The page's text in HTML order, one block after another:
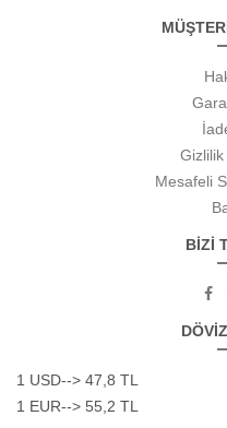
Mesafeli
BİZİ
1 USD--> 47,8 TL
1 EUR--> 55,2 TL